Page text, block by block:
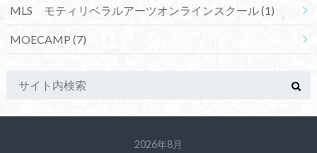
MLS モティリベラルアーツオンラインスクール(1)
MOECAMP (7)
2026年8月